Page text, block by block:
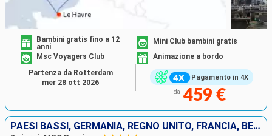
Pagamento in 4X
Bambini gratis fino a 12
anni
Mini Club bambini gratis
Msc Voyagers Club
Animazione a bordo
da 459 €
Partenza da Rotterdam
mer 28 ott 2026
PAESI BASSI, GERMANIA, REGNO UNITO, FRANCIA, BELGIO